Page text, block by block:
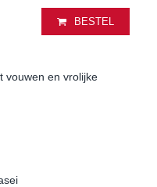
BESTEL
vouwen en vrolijke